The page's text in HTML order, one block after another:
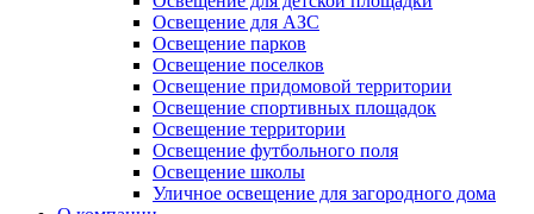
Освещение для АЗС
Освещение парков
Освещение поселков
Освещение придомовой территории
Освещение спортивных площадок
Освещение территории
Освещение футбольного поля
Освещение школы
Уличное освещение для загородного дома